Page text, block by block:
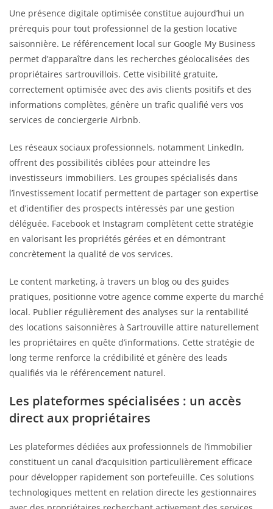
Une présence digitale optimisée constitue aujourd’hui un
prérequis pour tout professionnel de la gestion locative
saisonnière. Le référencement local sur Google My Business
permet d’apparaître dans les recherches géolocalisées des
propriétaires sartrouvillois. Cette visibilité gratuite,
correctement optimisée avec des avis clients positifs et des
informations complètes, génère un trafic qualifié vers vos
services de conciergerie Airbnb.
Les réseaux sociaux professionnels, notamment LinkedIn,
offrent des possibilités ciblées pour atteindre les
investisseurs immobiliers. Les groupes spécialisés dans
l’investissement locatif permettent de partager son expertise
et d’identifier des prospects intéressés par une gestion
déléguée. Facebook et Instagram complètent cette stratégie
en valorisant les propriétés gérées et en démontrant
concrètement la qualité de vos services.
Le content marketing, à travers un blog ou des guides
pratiques, positionne votre agence comme experte du marché
local. Publier régulièrement des analyses sur la rentabilité
des locations saisonnières à Sartrouville attire naturellement
les propriétaires en quête d’informations. Cette stratégie de
long terme renforce la crédibilité et génère des leads
qualifiés via le référencement naturel.
Les plateformes spécialisées : un accès
direct aux propriétaires
Les plateformes dédiées aux professionnels de l’immobilier
constituent un canal d’acquisition particulièrement efficace
pour développer rapidement son portefeuille. Ces solutions
technologiques mettent en relation directe les gestionnaires